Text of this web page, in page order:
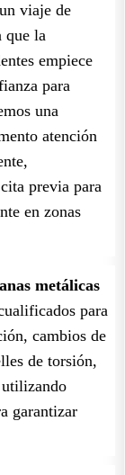
viaje de
que la
empiece
para
una
atención
previa para
en zonas
metálicas
para
cambios de
de torsión,
utilizando
garantizar